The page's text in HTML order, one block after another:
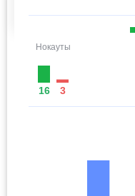
Нокауты
16 3